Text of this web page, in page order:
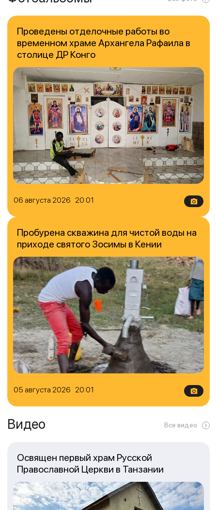
06 августа 2026 20:01
Проведены отделочные работы во
временном храме Архангела Рафаила в
столице ДР Конго
05 августа 2026 20:01
Пробурена скважина для чистой воды на
приходе святого Зосимы в Кении
Видео Все видео
Освящен первый храм Русской
Православной Церкви в Танзании